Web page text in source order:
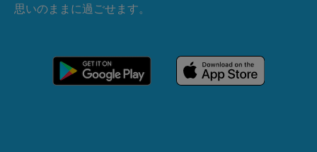
思いのままに過ごせます。